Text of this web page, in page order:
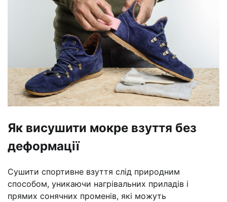
Як висушити мокре взуття без
деформації
Сушити спортивне взуття слід природним
способом, уникаючи нагрівальних приладів і
прямих сонячних променів, які можуть